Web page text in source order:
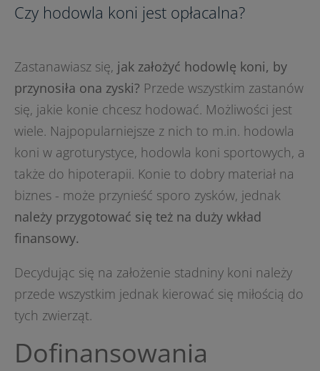
Czy hodowla koni jest opłacalna?
Zastanawiasz się, jak założyć hodowlę koni, by
przynosiła ona zyski? Przede wszystkim zastanów
się, jakie konie chcesz hodować. Możliwości jest
wiele. Najpopularniejsze z nich to m.in. hodowla
koni w agroturystyce, hodowla koni sportowych, a
także do hipoterapii. Konie to dobry materiał na
biznes - może przynieść sporo zysków, jednak
należy przygotować się też na duży wkład
finansowy.
Decydując się na założenie stadniny koni należy
przede wszystkim jednak kierować się miłością do
tych zwierząt.
Dofinansowania